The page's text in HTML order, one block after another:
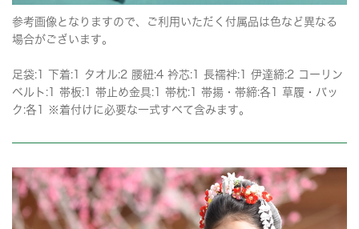
参考画像となりますので、ご利用いただく付属品は色など異なる
場合がございます。
足袋:1 下着:1 タオル:2 腰紐:4 衿芯:1 長襦袢:1 伊達締:2 コーリン
ベルト:1 帯板:1 帯止め金具:1 帯枕:1 帯揚・帯締:各1 草履・バッ
ク:各1 ※着付けに必要な一式すべて含みます。